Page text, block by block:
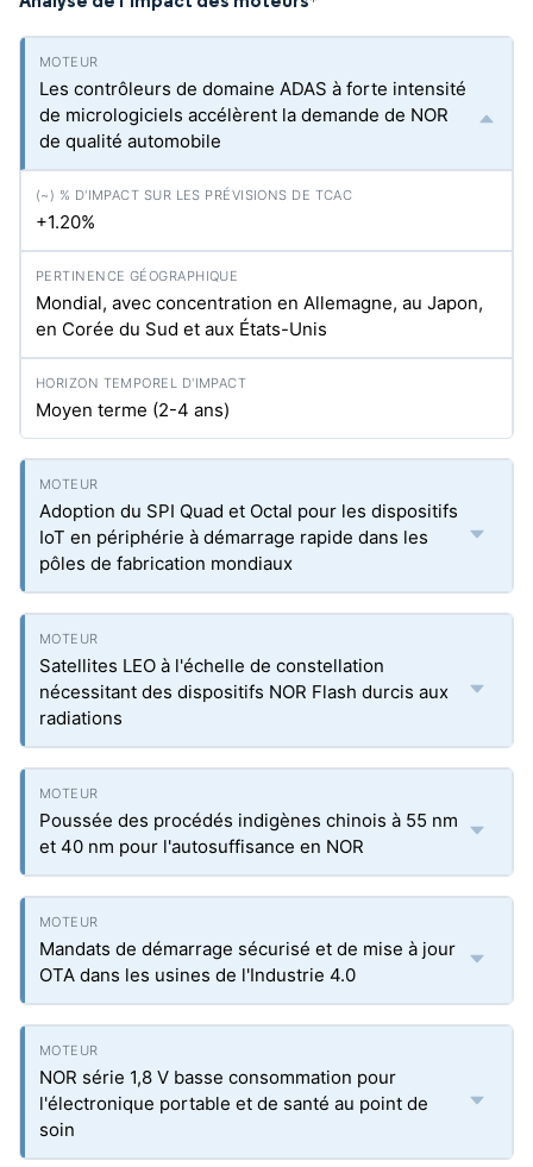
Les contrôleurs de domaine ADAS à forte intensité
de micrologiciels accélèrent la demande de NOR
de qualité automobile
+1.20%
Mondial, avec concentration en Allemagne, au Japon,
en Corée du Sud et aux États-Unis
Moyen terme (2-4 ans)
Adoption du SPI Quad et Octal pour les dispositifs
IoT en périphérie à démarrage rapide dans les
pôles de fabrication mondiaux
Satellites LEO à l'échelle de constellation
nécessitant des dispositifs NOR Flash durcis aux
radiations
Poussée des procédés indigènes chinois à 55 nm
et 40 nm pour l'autosuffisance en NOR
Mandats de démarrage sécurisé et de mise à jour
OTA dans les usines de l'Industrie 4.0
NOR série 1,8 V basse consommation pour
l'électronique portable et de santé au point de
soin